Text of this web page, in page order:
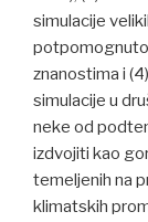
simulacije
potpomognuto
znanostima i
simulacije u
neke od
izdvojiti kao
temeljenih na
klimatskih